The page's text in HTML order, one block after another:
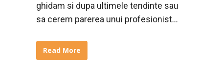
ghidam si dupa ultimele tendinte sau
sa cerem parerea unui profesionist...
Read More